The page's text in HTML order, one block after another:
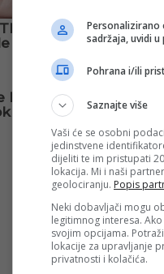
Personalizirano
sadržaja, uvidi
Pohrana i/ili
Saznajte više
Vaši će se osobni
jedinstvene
dijeliti te im pristupati
lokacija. Mi i naši
geolociranju. Popis
Neki dobavljači mogu
legitimnog interesa.
svojim opcijama.
lokacije za upravljanje
privatnosti i kolačića.